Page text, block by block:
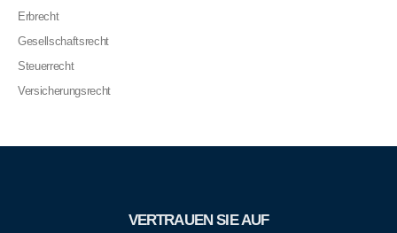
Erbrecht
Gesellschaftsrecht
Steuerrecht
Versicherungsrecht
VERTRAUEN SIE AUF